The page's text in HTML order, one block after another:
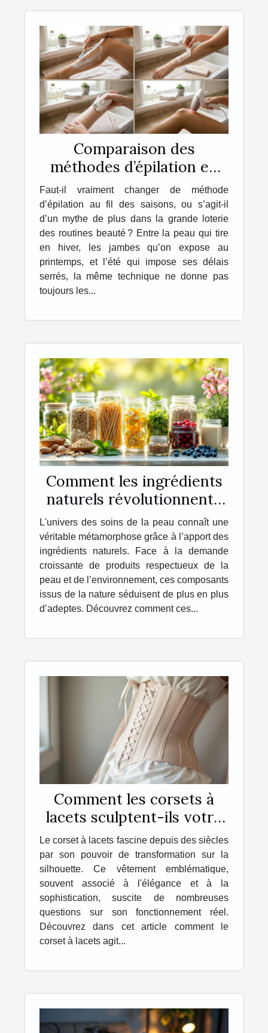
Comparaison des
méthodes d’épilation en
fonction des saisons
Faut-il vraiment changer de méthode
d’épilation au fil des saisons, ou s’agit-il
d’un mythe de plus dans la grande loterie
des routines beauté ? Entre la peau qui tire
en hiver, les jambes qu’on expose au
printemps, et l’été qui impose ses délais
serrés, la même technique ne donne pas
toujours les...
Comment les ingrédients
naturels révolutionnent-
ils les soins de la peau ?
L'univers des soins de la peau connaît une
véritable métamorphose grâce à l’apport des
ingrédients naturels. Face à la demande
croissante de produits respectueux de la
peau et de l’environnement, ces composants
issus de la nature séduisent de plus en plus
d’adeptes. Découvrez comment ces...
Comment les corsets à
lacets sculptent-ils votre
corps ?
Le corset à lacets fascine depuis des siècles
par son pouvoir de transformation sur la
silhouette. Ce vêtement emblématique,
souvent associé à l'élégance et à la
sophistication, suscite de nombreuses
questions sur son fonctionnement réel.
Découvrez dans cet article comment le
corset à lacets agit...